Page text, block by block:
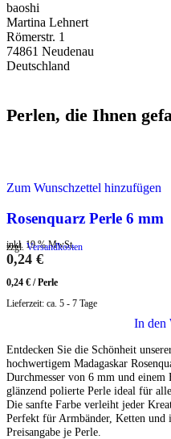
baoshi
Martina Lehnert
Römerstr. 1
74861 Neudenau
Deutschland
Perlen, die Ihnen
Zum Wunschzettel hinzufügen
Rosenquarz Perle 6 mm
inkl. 19 % MwSt.
zzgl. Versandkosten
0,24 €
0,24 € /Perle
Lieferzeit: ca. 5 - 7 Tage
In den
Entdecken Sie die Schönheit
hochwertigem Madagaskar
Durchmesser von 6 mm und
glänzend polierte Perle ideal für
Die sanfte Farbe verleiht jeder
Perfekt für Armbänder, Ketten und
Preisangabe je Perle.